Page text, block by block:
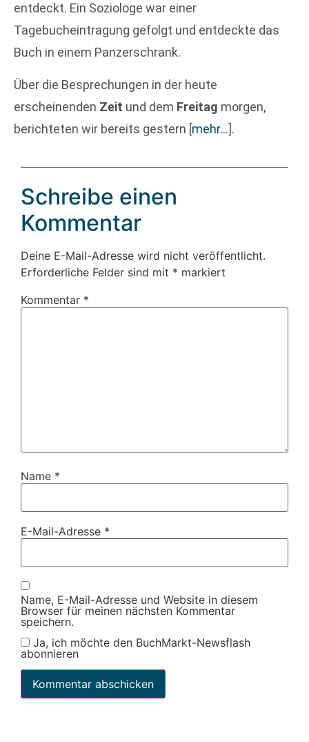
entdeckt. Ein Soziologe war einer
Tagebucheintragung gefolgt und entdeckte das
Buch in einem Panzerschrank.
Über die Besprechungen in der heute
erscheinenden Zeit und dem Freitag morgen,
berichteten wir bereits gestern [mehr…].
Schreibe einen
Kommentar
Deine E-Mail-Adresse wird nicht veröffentlicht.
Erforderliche Felder sind mit * markiert
Kommentar *
Name *
E-Mail-Adresse *
Name, E-Mail-Adresse und Website in diesem
Browser für meinen nächsten Kommentar
speichern.
Ja, ich möchte den BuchMarkt-Newsflash
abonnieren